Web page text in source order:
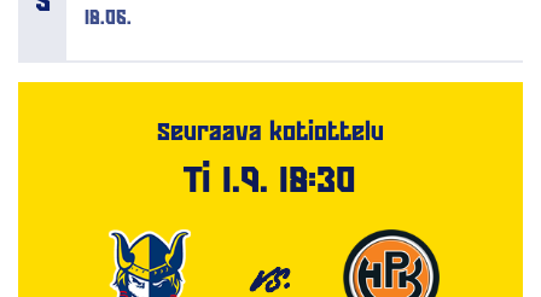
18.06.
Seuraava kotiottelu
Ti 1.9. 18:30
VS.